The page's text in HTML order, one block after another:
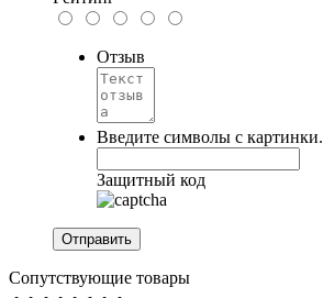
Отзыв
Введите символы с картинки.
Защитный код
Сопутствующие товары